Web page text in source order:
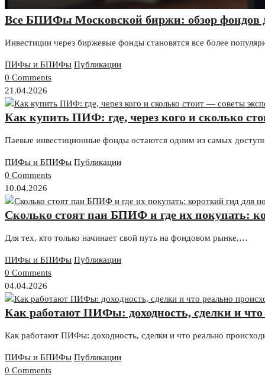
Все БПИФы Московской биржи: обзор фондов
Инвестиции через биржевые фонды становятся все более
ПИФы и БПИФы Публикации
0 Comments
21.04.2026
Как купить ПИФ: где, через кого и сколько
Паевые инвестиционные фонды остаются одним из самых
ПИФы и БПИФы Публикации
0 Comments
10.04.2026
Сколько стоят паи БПИФ и где их покупать:
Для тех, кто только начинает свой путь на фондовом рынке,…
ПИФы и БПИФы Публикации
0 Comments
04.04.2026
Как работают ПИФы: доходность, сделки и
Как работают ПИФы: доходность, сделки и что реально
ПИФы и БПИФы Публикации
0 Comments